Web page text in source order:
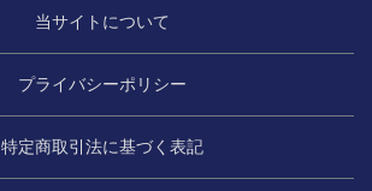
当サイトについて
プライバシーポリシー
特定商取引法に基づく表記